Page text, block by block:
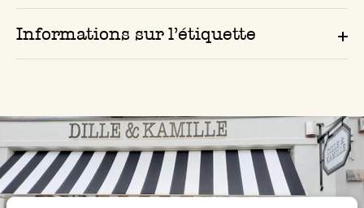
Informations sur l’étiquette